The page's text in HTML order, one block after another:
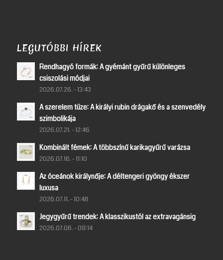
LEGUTÓBBI HÍREK
Rendhagyó formák: A gyémánt gyűrű különleges
csiszolási módjai
2026.07.26. - 13:43
A szerelem tüze: A királyi rubin drágakő és a szenvedély
szimbolikája
2026.07.21. - 12:46
Kombinált fémek: A többszínű karikagyűrű varázsa
2026.07.16. - 11:10
Az óceánok királynője: A déltengeri gyöngy ékszer
luxusa
2026.07.11. - 10:48
Jegygyűrű trendek: A klasszikustól az extravagánsig
2026.07.06. - 09:14